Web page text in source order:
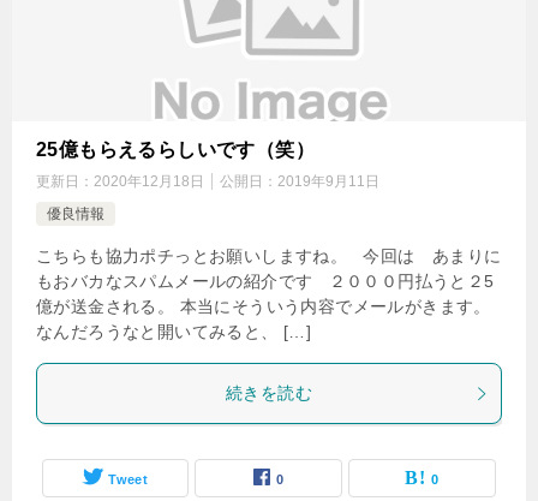
25億もらえるらしいです（笑）
更新日： 2020年12月18日 公開日： 2019年9月11日
優良情報
こちらも協力ポチっとお願いしますね。 今回は あまりに
もおバカなスパムメールの紹介です ２０００円払うと２5
億が送金される。 本当にそういう内容でメールがきます。
なんだろうなと開いてみると、 […]
続きを読む
Tweet 0 0